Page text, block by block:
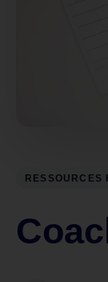
RESSOURCES